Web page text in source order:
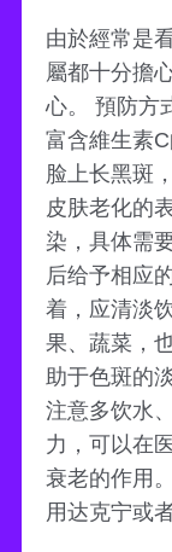
由於經常是
屬都十分擔
心。 預防方
富含維生素
脸上长黑斑
皮肤老化的
染，具体需
后给予相应
着，应清淡
果、蔬菜，
助于色斑的
注意多饮水
力，可以在
衰老的作用
用达克宁或